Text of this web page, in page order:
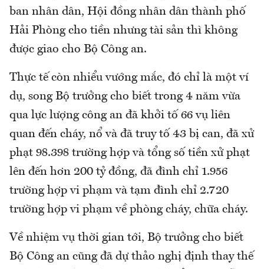
ban nhân dân, Hội đồng nhân dân thành phố
Hải Phòng cho tiền nhưng tài sản thì không
được giao cho Bộ Công an.
Thực tế còn nhiểu vướng mắc, đó chỉ là một ví
dụ, song Bộ trưởng cho biết trong 4 năm vừa
qua lực lượng công an đã khởi tố 66 vụ liên
quan đến cháy, nổ và đã truy tố 43 bị can, đã xử
phạt 98.398 trường hợp và tổng số tiền xử phạt
lên đến hơn 200 tỷ đồng, đã đình chỉ 1.956
trường hợp vi phạm và tạm đình chỉ 2.720
trường hợp vi phạm về phòng cháy, chữa cháy.
Về nhiệm vụ thời gian tới, Bộ trưởng cho biết
Bộ Công an cũng đã dự thảo nghị định thay thế